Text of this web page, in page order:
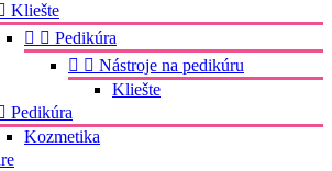
Kliešte
  Pedikúra
  Nástroje na pedikúru
Kliešte
Pedikúra
Kozmetika